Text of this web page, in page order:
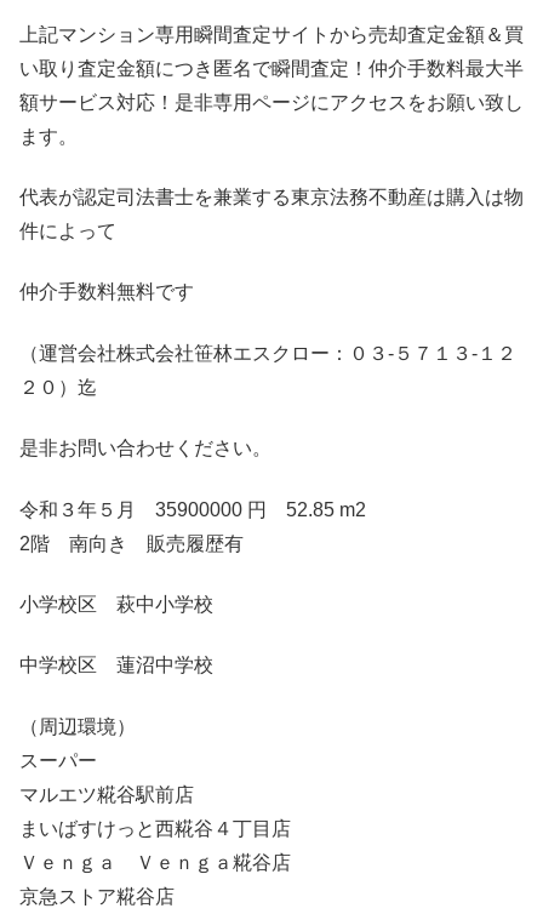
上記マンション専用瞬間査定サイトから売却査定金額＆買
い取り査定金額につき匿名で瞬間査定！仲介手数料最大半
額サービス対応！是非専用ページにアクセスをお願い致し
ます。
代表が認定司法書士を兼業する東京法務不動産は購入は物
件によって
仲介手数料無料です
（運営会社株式会社笹林エスクロー：０３-５７１３-１２
２０）迄
是非お問い合わせください。
令和３年５月 35900000 円 52.85 m2
2階 南向き 販売履歴有
小学校区 萩中小学校
中学校区 蓮沼中学校
（周辺環境）
スーパー
マルエツ糀谷駅前店
まいばすけっと西糀谷４丁目店
Ｖｅｎｇａ Ｖｅｎｇａ糀谷店
京急ストア糀谷店